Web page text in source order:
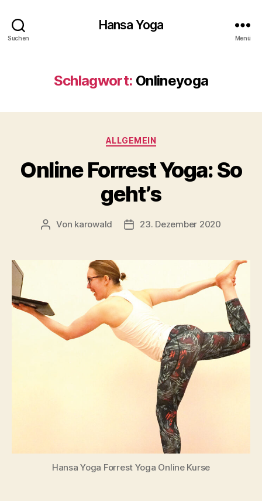
Suchen
Hansa Yoga
Menü
Schlagwort: Onlineyoga
Kategorien
ALLGEMEIN
Online Forrest Yoga: So
geht’s
Beitragsautor
Von karowald Beitragsdatum
23. Dezember 2020
Hansa Yoga Forrest Yoga Online Kurse